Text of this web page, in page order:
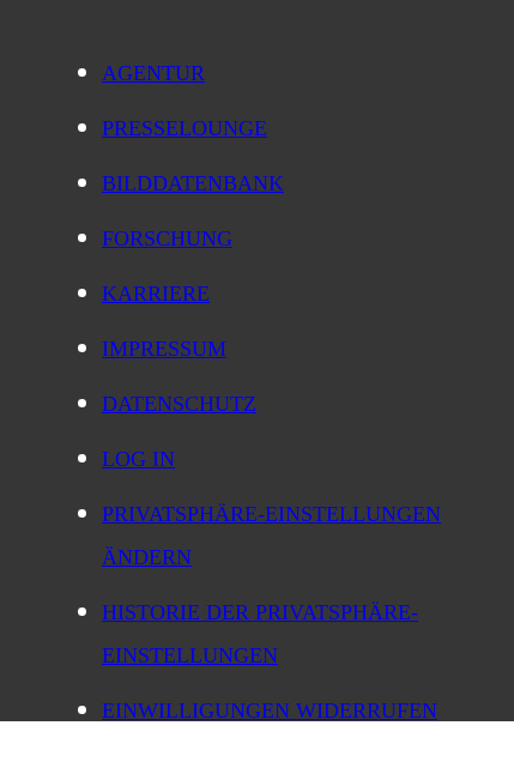
AGENTUR
PRESSELOUNGE
BILDDATENBANK
FORSCHUNG
KARRIERE
IMPRESSUM
DATENSCHUTZ
LOG IN
PRIVATSPHÄRE-EINSTELLUNGEN
ÄNDERN
HISTORIE DER PRIVATSPHÄRE-
EINSTELLUNGEN
EINWILLIGUNGEN WIDERRUFEN